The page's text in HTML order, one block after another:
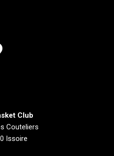
Club
Couteliers
Issoire